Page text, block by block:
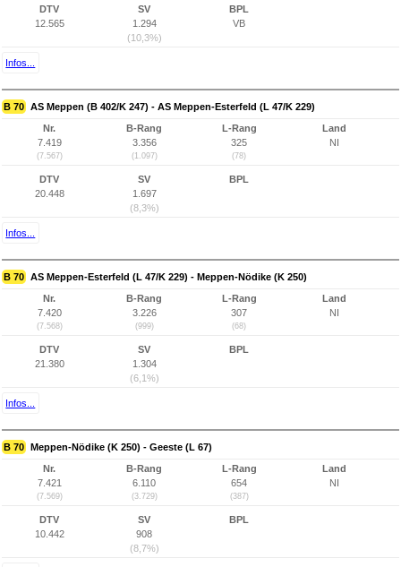
DTV
12.565
SV
1.294
(10,3%)
BPL
VB
Infos...
B 70 AS Meppen (B 402/K 247) - AS Meppen-Esterfeld (L 47/K 229)
Nr.
7.419
(7.567)
B-Rang
3.356
(1.097)
L-Rang
325
(78)
Land
NI
DTV
20.448
SV
1.697
(8,3%)
BPL
Infos...
B 70 AS Meppen-Esterfeld (L 47/K 229) - Meppen-Nödike (K 250)
Nr.
7.420
(7.568)
B-Rang
3.226
(999)
L-Rang
307
(68)
Land
NI
DTV
21.380
SV
1.304
(6,1%)
BPL
Infos...
B 70 Meppen-Nödike (K 250) - Geeste (L 67)
Nr.
7.421
(7.569)
B-Rang
6.110
(3.729)
L-Rang
654
(387)
Land
NI
DTV
10.442
SV
908
(8,7%)
BPL